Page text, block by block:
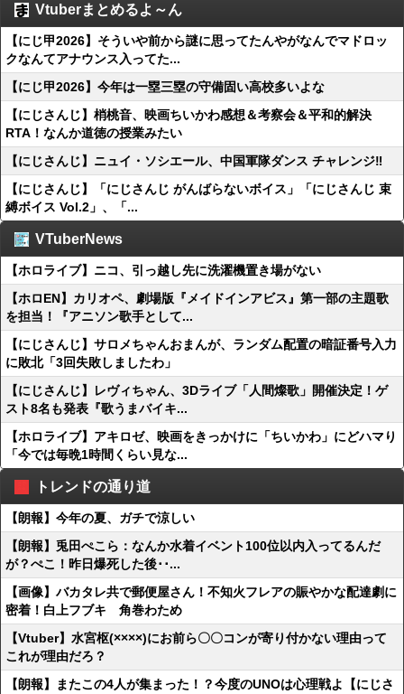
Vtuberまとめるよ～ん
【にじ甲2026】そういや前から謎に思ってたんやがなんでマドロッ
クなんてアナウンス入ってた...
【にじ甲2026】今年は一塁三塁の守備固い高校多いよな
【にじさんじ】梢桃音、映画ちいかわ感想＆考察会＆平和的解決
RTA！なんか道徳の授業みたい
【にじさんじ】ニュイ・ソシエール、中国軍隊ダンス チャレンジ‼️
【にじさんじ】「にじさんじ がんばらないボイス」「にじさんじ 束
縛ボイス Vol.2」、「...
VTuberNews
【ホロライブ】ニコ、引っ越し先に洗濯機置き場がない
【ホロEN】カリオペ、劇場版『メイドインアビス』第一部の主題歌
を担当！『アニソン歌手として...
【にじさんじ】サロメちゃんおまんが、ランダム配置の暗証番号入力
に敗北「3回失敗しましたわ」
【にじさんじ】レヴィちゃん、3Dライブ「人間燦歌」開催決定！ゲ
スト8名も発表『歌うまバイキ...
【ホロライブ】アキロゼ、映画をきっかけに「ちいかわ」にどハマり
「今では毎晩1時間くらい見な...
トレンドの通り道
【朗報】今年の夏、ガチで涼しい
【朗報】兎田ぺこら：なんか水着イベント100位以内入ってるんだ
が？ぺこ！昨日爆死した後･･...
【画像】バカタレ共で郵便屋さん！不知火フレアの賑やかな配達劇に
密着！白上フブキ 角巻わため
【Vtuber】水宮枢(××××)にお前ら〇〇コンが寄り付かない理由って
これが理由だろ？
【朗報】またこの4人が集まった！？今度のUNOは心理戦よ【にじさ